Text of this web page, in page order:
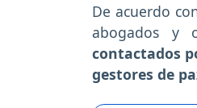
De acuerdo
abogados y
contactados
gestores de